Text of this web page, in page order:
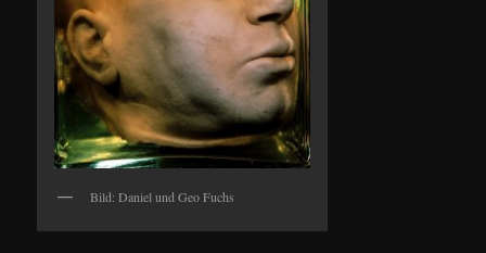
Bild: Daniel und Geo Fuchs